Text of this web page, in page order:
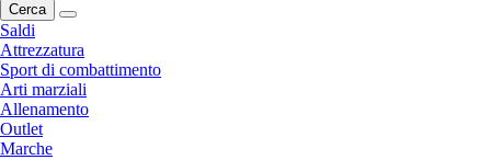
Cerca
Saldi
Attrezzatura
Sport di combattimento
Arti marziali
Allenamento
Outlet
Marche